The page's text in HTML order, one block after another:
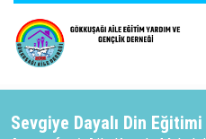
Sevgiye Dayalı Din Eğitimi